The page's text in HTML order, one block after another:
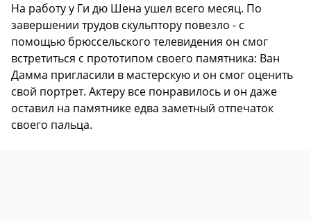
На работу у Ги дю Шена ушел всего месяц. По
завершении трудов скульптору повезло - с
помощью брюссельского телевидения он смог
встретиться с прототипом своего памятника: Ван
Дамма пригласили в мастерскую и он смог оценить
свой портрет. Актеру все понравилось и он даже
оставил на памятнике едва заметный отпечаток
своего пальца.